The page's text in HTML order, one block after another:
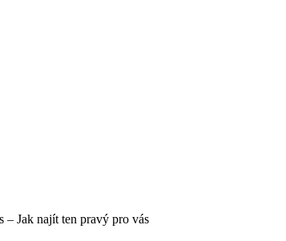
– Jak najít ten pravý pro vás